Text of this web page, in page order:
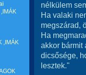
,IMÁK
nélkülem
Ha valaki
megszárad,
Ha
akkor bármit
dicsősége,
lesztek."